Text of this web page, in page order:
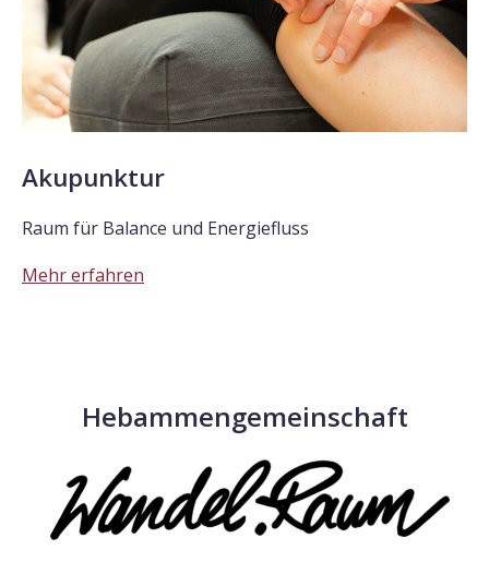
Akupunktur
Raum für Balance und Energiefluss
Mehr erfahren
Hebammengemeinschaft